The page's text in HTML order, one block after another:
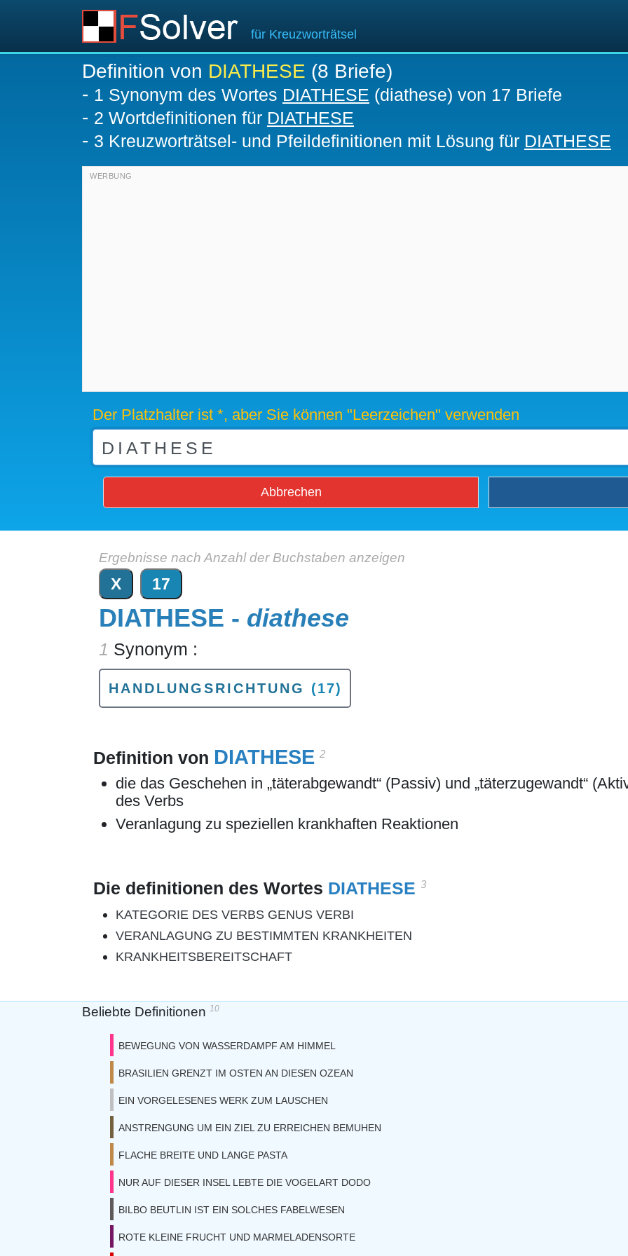
für Kreuzworträtsel
Definition von DIATHESE (8 Briefe)
- 1 Synonym des Wortes DIATHESE (diathese) von 17 Briefe
- 2 Wortdefinitionen für DIATHESE
- 3 Kreuzworträtsel- und Pfeildefinitionen mit Lösung für DIATHESE
Der Platzhalter ist *, aber Sie können "Leerzeichen" verwenden
Abbrechen
Ergebnisse nach Anzahl der Buchstaben anzeigen
X 17
DIATHESE - diathese
1 Synonym :
HANDLUNGSRICHTUNG (17)
Definition von DIATHESE 2
die das Geschehen in „täterabgewandt“ (Passiv) und „täterzugewandt“
des Verbs
Veranlagung zu speziellen krankhaften Reaktionen
Die definitionen des Wortes DIATHESE 3
KATEGORIE DES VERBS GENUS VERBI
VERANLAGUNG ZU BESTIMMTEN KRANKHEITEN
KRANKHEITSBEREITSCHAFT
Beliebte Definitionen 10
BEWEGUNG VON WASSERDAMPF AM HIMMEL
BRASILIEN GRENZT IM OSTEN AN DIESEN OZEAN
EIN VORGELESENES WERK ZUM LAUSCHEN
ANSTRENGUNG UM EIN ZIEL ZU ERREICHEN BEMUHEN
FLACHE BREITE UND LANGE PASTA
NUR AUF DIESER INSEL LEBTE DIE VOGELART DODO
BILBO BEUTLIN IST EIN SOLCHES FABELWESEN
ROTE KLEINE FRUCHT UND MARMELADENSORTE